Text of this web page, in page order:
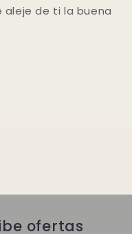
aleje de ti la buena
ofertas